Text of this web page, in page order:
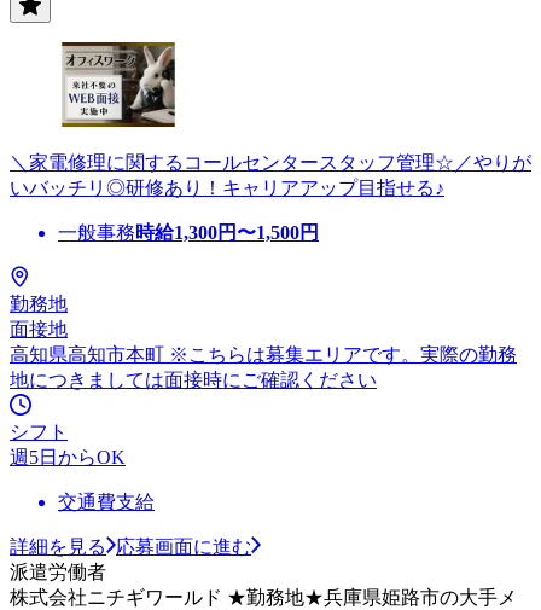
＼家電修理に関するコールセンタースタッフ管理☆／やりが
いバッチリ◎研修あり！キャリアアップ目指せる♪
一般事務時給1,300円〜1,500円
勤務地
面接地
高知県高知市本町 ※こちらは募集エリアです。実際の勤務
地につきましては面接時にご確認ください
シフト
週5日からOK
交通費支給
詳細を見る
応募画面に進む
派遣労働者
株式会社ニチギワールド ★勤務地★兵庫県姫路市の大手メ